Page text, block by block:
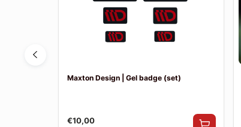
Maxton Design | Gel badge (set)
€10,00